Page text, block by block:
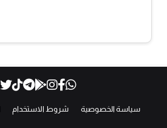
سياسة الخصوصية شروط الاستخدام